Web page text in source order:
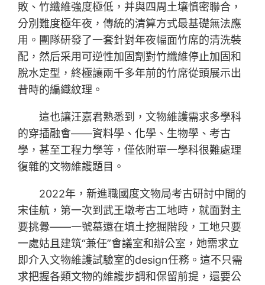
敗、竹纖維強度極低，并與四周土壤慎密聯合，
分別難度極年夜，傳統的清算方式最基礎無法應
用。團隊研發了一套針對年夜幅面竹席的清洗裝
配，然后采用可逆性加固劑對竹纖維停止加固和
脫水定型，終極讓兩千多年前的竹席從頭展示出
昔時的編織紋理。
這也讓汪嘉君熟悉到，文物維護需求多學科
的穿插融會——資料學、化學、生物學、考古
學，甚至工程力學等，僅依附單一學科很難處理
復雜的文物維護題目。
2022年，新進職國度文物局考古研討中間的
宋佳航，第一次到武王墩考古工地時，就面對主
要挑釁——一號墓還在填土挖掘階段，工地只要
一處姑且建筑“兼任”會議室和辦公室，她需求立
即介入文物維護試驗室的design任務。這不只需
求把握各類文物的維護步調和保留前提，還要公